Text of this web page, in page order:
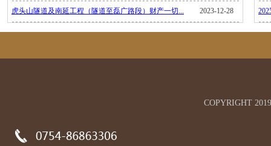
虎头山隧道及南延工程（隧道至磊广路段）财产一切... 2023-12-28
COPYRIGHT